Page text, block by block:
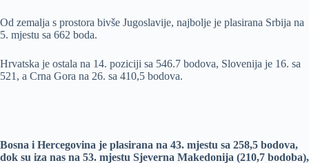
Od zemalja s prostora bivše Jugoslavije, najbolje je plasirana Srbija na
5. mjestu sa 662 boda.
Hrvatska je ostala na 14. poziciji sa 546.7 bodova, Slovenija je 16. sa
521, a Crna Gora na 26. sa 410,5 bodova.
Bosna i Hercegovina je plasirana na 43. mjestu sa 258,5 bodova,
dok su iza nas na 53. mjestu Sjeverna Makedonija (210,7 bodoba),